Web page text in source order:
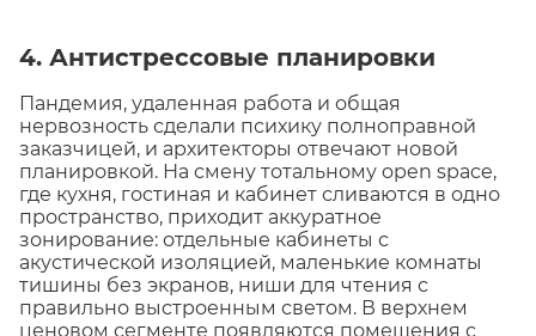
4. Антистрессовые планировки
Пандемия, удаленная работа и общая
нервозность сделали психику полноправной
заказчицей, и архитекторы отвечают новой
планировкой. На смену тотальному open space,
где кухня, гостиная и кабинет сливаются в одно
пространство, приходит аккуратное
зонирование: отдельные кабинеты с
акустической изоляцией, маленькие комнаты
тишины без экранов, ниши для чтения с
правильно выстроенным светом. В верхнем
ценовом сегменте появляются помещения с